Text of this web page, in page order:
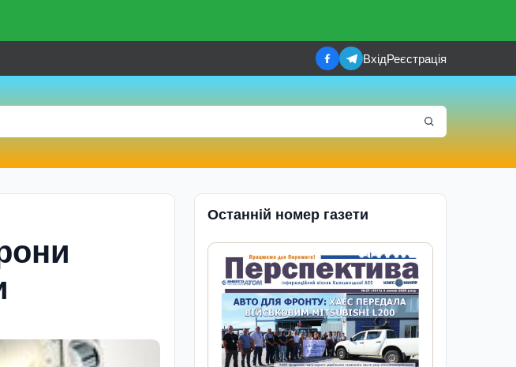
ВхідРеєстрація
Останній номер газети